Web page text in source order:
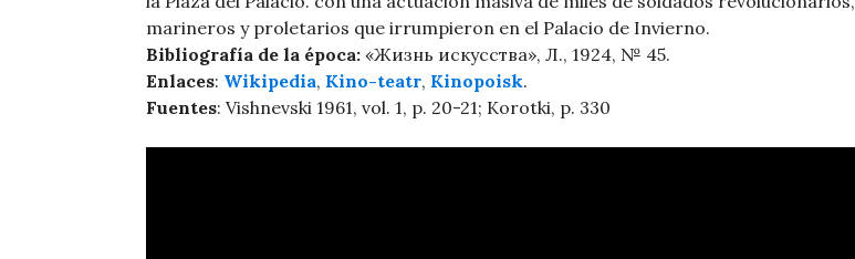
marineros y proletarios que irrumpieron en el Palacio de Invierno.
Bibliografía de la época: «Жизнь искусства», Л., 1924, № 45.
Enlaces: Wikipedia, Kino-teatr, Kinopoisk.
Fuentes: Vishnevski 1961, vol. 1, p. 20-21; Korotki, p. 330